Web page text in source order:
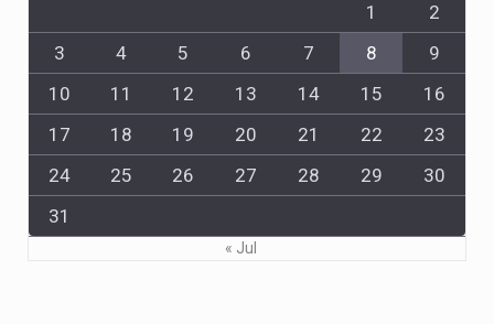
1
2
3
4 5 6 7 8
9
10
11 12 13 14 15
16
17
18 19 20 21 22
23
24
25 26 27 28 29
30
31
« Jul